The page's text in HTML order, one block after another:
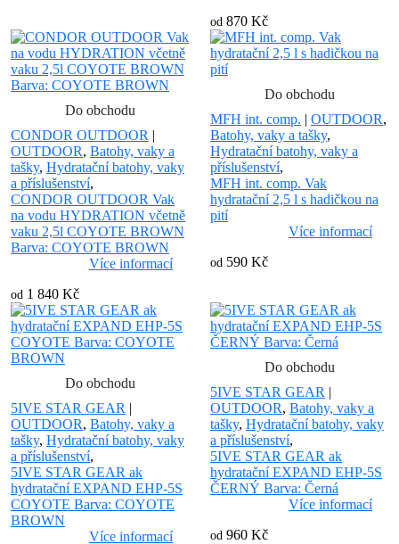
od 870 Kč
Do obchodu
CONDOR OUTDOOR |
OUTDOOR, Batohy, vaky a
tašky, Hydratační batohy, vaky
a příslušenství,
CONDOR OUTDOOR Vak
na vodu HYDRATION včetně
vaku 2,5l COYOTE BROWN
Barva: COYOTE BROWN
Více informací
od 1 840 Kč
Do obchodu
MFH int. comp. | OUTDOOR,
Batohy, vaky a tašky,
Hydratační batohy, vaky a
příslušenství,
MFH int. comp. Vak
hydratační 2,5 l s hadičkou na
pití
Více informací
od 590 Kč
Do obchodu
5IVE STAR GEAR |
OUTDOOR, Batohy, vaky a
tašky, Hydratační batohy, vaky
a příslušenství,
5IVE STAR GEAR ak
hydratační EXPAND EHP-5S
COYOTE Barva: COYOTE
BROWN
Více informací
Do obchodu
5IVE STAR GEAR |
OUTDOOR, Batohy, vaky a
tašky, Hydratační batohy, vaky
a příslušenství,
5IVE STAR GEAR ak
hydratační EXPAND EHP-5S
ČERNÝ Barva: Černá
Více informací
od 960 Kč